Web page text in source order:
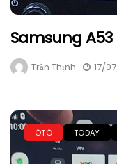
Samsung A53
Trần Thịnh 17/
ÔTÔ TODAY